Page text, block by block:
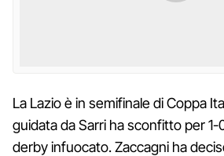
La Lazio è in semifinale di Coppa
guidata da Sarri ha sconfitto per 1-
derby infuocato. Zaccagni ha